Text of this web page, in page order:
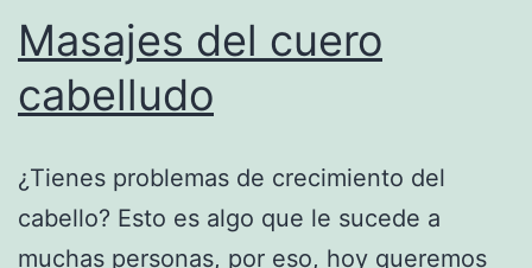
Masajes del cuero
cabelludo
¿Tienes problemas de crecimiento del
cabello? Esto es algo que le sucede a
muchas personas, por eso, hoy queremos